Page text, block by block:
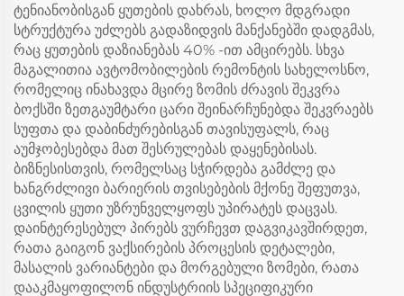
ტენიანობისგან ყუთების დახრას, ხოლო მდგრადი
სტრუქტურა უძლებს გადაზიდვის მანქანებში დადგმას,
რაც ყუთების დაზიანებას 40% -ით ამცირებს. სხვა
მაგალითია ავტომობილების რემონტის სახელოსნო,
რომელიც ინახავდა მცირე ზომის ძრავის შეკვრა
ბოქსში ზეთგაუმტარი ცარი შეინარჩუნებდა შეკვრაებს
სუფთა და დაბინძურებისგან თავისუფალს, რაც
აუმჯობესებდა მათ შესრულებას დაყენებისას.
ბიზნესისთვის, რომელსაც სჭირდება გამძლე და
ხანგრძლივი ბარიერის თვისებების მქონე შეფუთვა,
ცვილის ყუთი უზრუნველყოფს უპირატეს დაცვას.
დაინტერესებულ პირებს ვურჩევთ დაგვიკავშირდეთ,
რათა გაიგონ ვაქსირების პროცესის დეტალები,
მასალის ვარიანტები და მორგებული ზომები, რათა
დააკმაყოფილონ ინდუსტრიის სპეციფიკური